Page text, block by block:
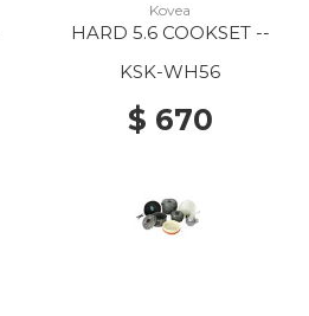
Kovea
HARD 5.6 COOKSET --
KSK-WH56
$ 670